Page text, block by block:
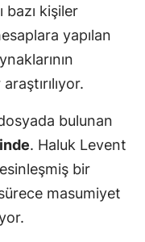
bazı kişiler
yapılan
bulunan
. Haluk Levent
bir
masumiyet